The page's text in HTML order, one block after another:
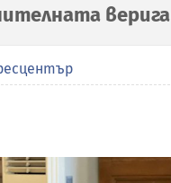
верига